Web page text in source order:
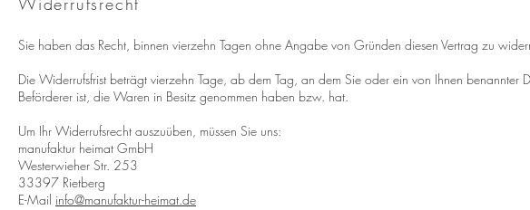
Sie haben das Recht, binnen vierzehn Tagen ohne Angabe von Gründen diesen Vertrag zu
Die Widerrufsfrist beträgt vierzehn Tage, ab dem Tag, an dem Sie oder ein von Ihnen benannter
Beförderer ist, die Waren in Besitz genommen haben bzw. hat.
Um Ihr Widerrufsrecht auszuüben, müssen Sie uns:
manufaktur heimat GmbH
Westerwieher Str. 253
33397 Rietberg
E-Mail info@manufaktur-heimat.de